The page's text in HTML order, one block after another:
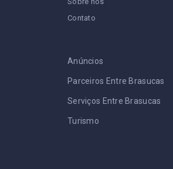
Contato
Anúncios
Parceiros Entre Brasucas
Serviços Entre Brasucas
Turismo